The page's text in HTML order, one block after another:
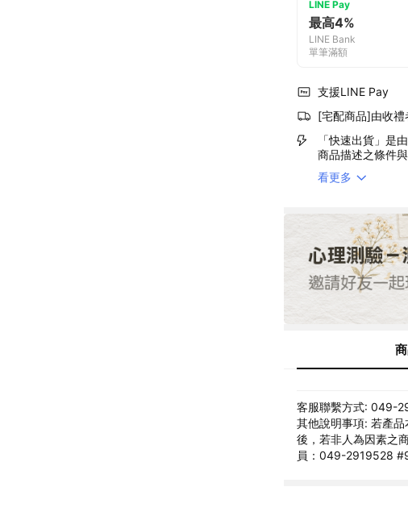
LINE Pay
最高4%
LINE Bank
單筆滿額
支援LINE Pay
[宅配商品]由收禮
「快速出貨」是
商品描述之條件
看更多
客服聯繫方式: 049-
其他說明事項: 若產
後，若非人為因素之
員：049-2919528 #9